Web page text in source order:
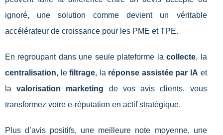
ignoré, une solution comme devient un véritable
accélérateur de croissance pour les PME et TPE.
En regroupant dans une seule plateforme lacollecte, la
centralisation, lefiltrage, la réponse assistée par IA et
lavalorisation marketing de vos avis clients, vous
transformez votre e-réputation en actif stratégique.
Plus d’avis positifs, une meilleure note moyenne, une